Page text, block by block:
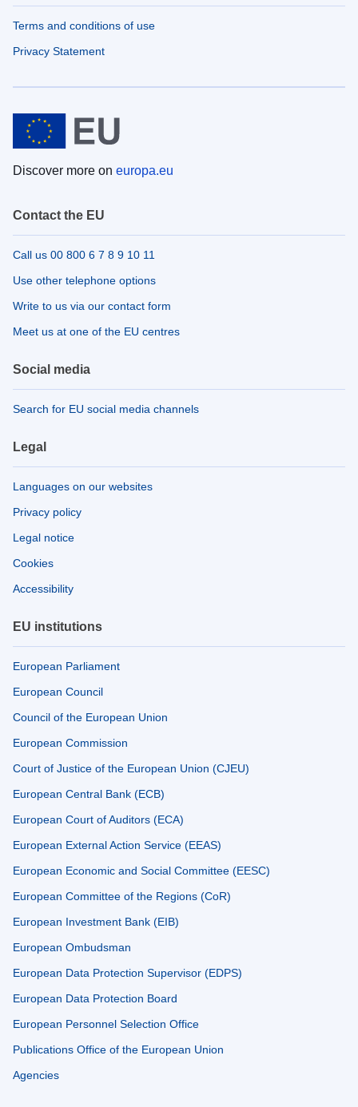
Terms and conditions of use
Privacy Statement
Discover more on europa.eu
Contact the EU
Call us 00 800 6 7 8 9 10 11
Use other telephone options
Write to us via our contact form
Meet us at one of the EU centres
Social media
Search for EU social media channels
Legal
Languages on our websites
Privacy policy
Legal notice
Cookies
Accessibility
EU institutions
European Parliament
European Council
Council of the European Union
European Commission
Court of Justice of the European Union (CJEU)
European Central Bank (ECB)
European Court of Auditors (ECA)
European External Action Service (EEAS)
European Economic and Social Committee (EESC)
European Committee of the Regions (CoR)
European Investment Bank (EIB)
European Ombudsman
European Data Protection Supervisor (EDPS)
European Data Protection Board
European Personnel Selection Office
Publications Office of the European Union
Agencies